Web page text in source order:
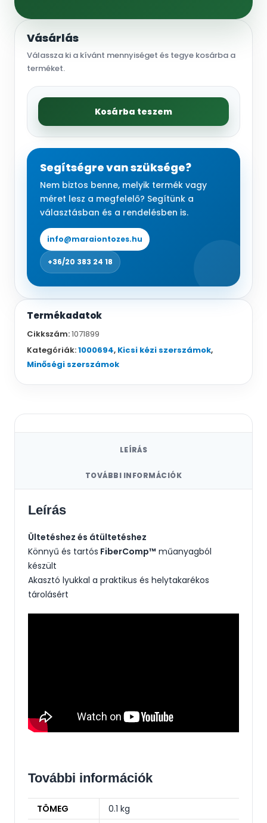
Vásárlás
Válassza ki a kívánt mennyiséget és tegye kosárba a
terméket.
Kosárba teszem
Segítségre van szüksége?
Nem biztos benne, melyik termék vagy
méret lesz a megfelelő? Segítünk a
választásban és a rendelésben is.
info@maraiontozes.hu
+36/20 383 24 18
Termékadatok
Cikkszám:1071899
Kategóriák:1000694, Kicsi kézi szerszámok,
Minőségi szerszámok
LEÍRÁS
TOVÁBBI INFORMÁCIÓK
Leírás
Ültetéshez és átültetéshez
Könnyű és tartós FiberComp™ műanyagból
készült
Akasztó lyukkal a praktikus és helytakarékos
tárolásért
További információk
TÖMEG
0.1 kg